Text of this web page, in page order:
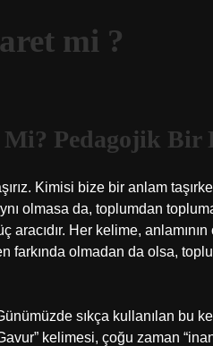
mi ?
Pedagojik Bir
Kimisi bize bir anlam
olmasa da, toplumdan
aracıdır. Her kelime,
olmadan da olsa,
sıkça kullanılan bu
kelimesi, çoğu zaman